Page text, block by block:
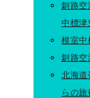
釧路空
中標津
根室中
釧路空
北海道
らの